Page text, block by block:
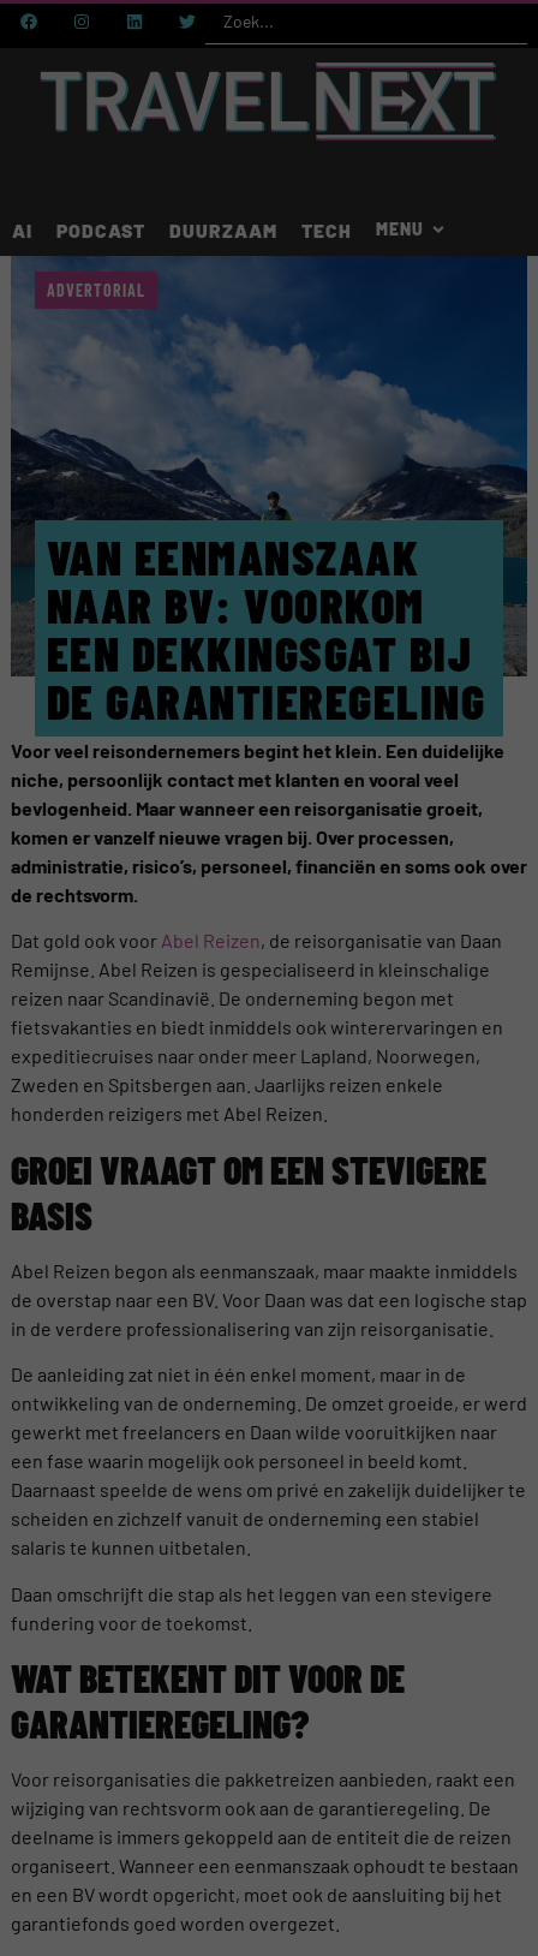
AI PODCAST DUURZAAM TECH
VAN EENMANSZAAK
NAAR BV: VOORKOM
EEN DEKKINGSGAT BIJ
DE GARANTIEREGELING
ADVERTORIAL
Voor veel reisondernemers begint het klein. Een duidelijke
niche, persoonlijk contact met klanten en vooral veel
bevlogenheid. Maar wanneer een reisorganisatie groeit,
komen er vanzelf nieuwe vragen bij. Over processen,
administratie, risico’s, personeel, financiën en soms ook over
de rechtsvorm.
Dat gold ook voor Abel Reizen, de reisorganisatie van Daan
Remijnse. Abel Reizen is gespecialiseerd in kleinschalige
reizen naar Scandinavië. De onderneming begon met
fietsvakanties en biedt inmiddels ook winterervaringen en
expeditiecruises naar onder meer Lapland, Noorwegen,
Zweden en Spitsbergen aan. Jaarlijks reizen enkele
honderden reizigers met Abel Reizen.
GROEI VRAAGT OM EEN STEVIGERE
BASIS
Abel Reizen begon als eenmanszaak, maar maakte inmiddels
de overstap naar een BV. Voor Daan was dat een logische stap
in de verdere professionalisering van zijn reisorganisatie.
De aanleiding zat niet in één enkel moment, maar in de
ontwikkeling van de onderneming. De omzet groeide, er werd
gewerkt met freelancers en Daan wilde vooruitkijken naar
een fase waarin mogelijk ook personeel in beeld komt.
Daarnaast speelde de wens om privé en zakelijk duidelijker te
scheiden en zichzelf vanuit de onderneming een stabiel
salaris te kunnen uitbetalen.
Daan omschrijft die stap als het leggen van een stevigere
fundering voor de toekomst.
WAT BETEKENT DIT VOOR DE
GARANTIEREGELING?
Voor reisorganisaties die pakketreizen aanbieden, raakt een
wijziging van rechtsvorm ook aan de garantieregeling. De
deelname is immers gekoppeld aan de entiteit die de reizen
organiseert. Wanneer een eenmanszaak ophoudt te bestaan
en een BV wordt opgericht, moet ook de aansluiting bij het
garantiefonds goed worden overgezet.